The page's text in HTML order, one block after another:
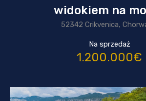
widokiem na
52342 Crikvenica,
Na sprzedaż
1.200.000€